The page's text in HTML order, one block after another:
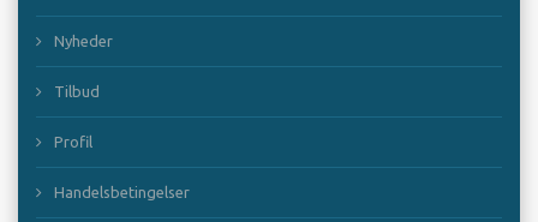
Nyheder
Tilbud
Profil
Handelsbetingelser